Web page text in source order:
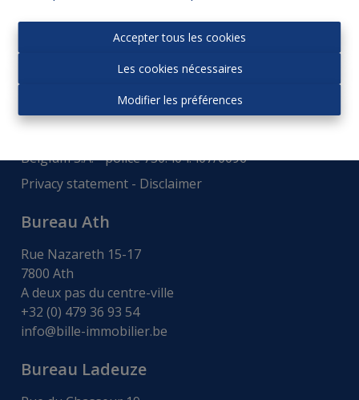
Accepter tous les cookies
Les cookies nécessaires
Modifier les préférences
Autorité de surveillance:
du Luxembourg 16b - 1000 Bruxelles -
Code déontologie.
Belgium S.A. - police 730.404.407/0096
Privacy statement - Disclaimer
Bureau Ath
Rue Nazareth 15-17
7800 Ath
A deux pas du centre-ville
+32 (0) 479 36 93 54
info@bille-immobilier.be
Bureau Ladeuze